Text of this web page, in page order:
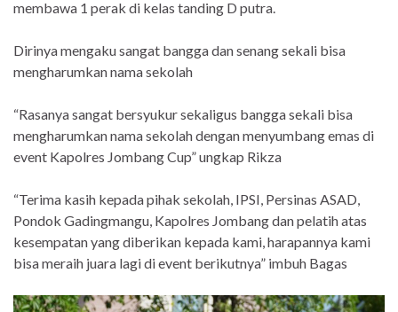
membawa 1 perak di kelas tanding D putra.
Dirinya mengaku sangat bangga dan senang sekali bisa
mengharumkan nama sekolah
“Rasanya sangat bersyukur sekaligus bangga sekali bisa
mengharumkan nama sekolah dengan menyumbang emas di
event Kapolres Jombang Cup” ungkap Rikza
“Terima kasih kepada pihak sekolah, IPSI, Persinas ASAD,
Pondok Gadingmangu, Kapolres Jombang dan pelatih atas
kesempatan yang diberikan kepada kami, harapannya kami
bisa meraih juara lagi di event berikutnya” imbuh Bagas